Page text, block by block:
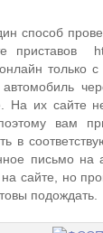
способ
приставов
только
На их сайте
вам
в
письмо
сайте, но
подождать.